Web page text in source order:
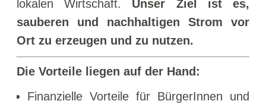
lokalen Wirtschaft. Unser Ziel ist es,
sauberen und nachhaltigen Strom vor
Ort zu erzeugen und zu nutzen.
Die Vorteile liegen auf der Hand:
Finanzielle Vorteile für BürgerInnen und